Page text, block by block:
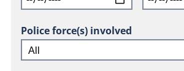
Police force(s) involved